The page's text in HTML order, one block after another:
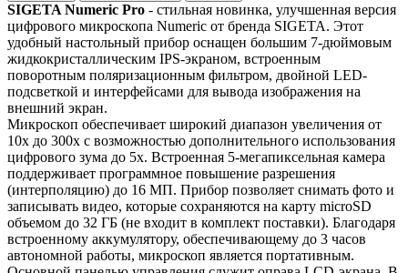
SIGETA Numeric Pro - стильная новинка, улучшенная версия
цифрового микроскопа Numeric от бренда SIGETA. Этот
удобный настольный прибор оснащен большим 7-дюймовым
жидкокристаллическим IPS-экраном, встроенным
поворотным поляризационным фильтром, двойной LED-
подсветкой и интерфейсами для вывода изображения на
внешний экран.
Микроскоп обеспечивает широкий диапазон увеличения от
10х до 300х с возможностью дополнительного использования
цифрового зума до 5х. Встроенная 5-мегапиксельная камера
поддерживает программное повышение разрешения
(интерполяцию) до 16 МП. Прибор позволяет снимать фото и
записывать видео, которые сохраняются на карту microSD
объемом до 32 ГБ (не входит в комплект поставки). Благодаря
встроенному аккумулятору, обеспечивающему до 3 часов
автономной работы, микроскоп является портативным.